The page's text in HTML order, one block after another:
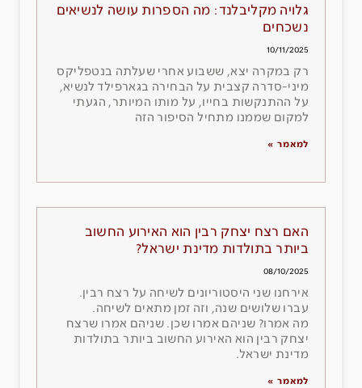
גלויה מקליבלנד: מה הספרות עושה לנשיאים
נשכחים
10/11/2025
רק במקרה יצא, ששבוע אחרי שעלתה בנטפליקס
מיני-סדרה קצבית על הבחירה בגארפילד לנשיא,
על ההתנקשות בחייו, על מותו המיותר, הגעתי
למקום שממנו מתחיל הסיפור הזה
למאמר »
האם רצח יצחק רבין הוא האירוע החשוב
ביותר בתולדות מדינת ישראל?
08/10/2025
אירחנו שני היסטוריונים לשיחה על רצח רבין.
עברו שלושים שנה, וזה זמן מתאים לשיחה.
מה אמרו? שניהם אמרו שכן. שניהם אמרו שרצח
יצחק רבין הוא האירוע החשוב ביותר בתולדות
מדינת ישראל.
למאמר »